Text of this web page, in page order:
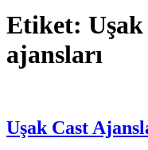
Etiket:
ajansları
Uşak Cast